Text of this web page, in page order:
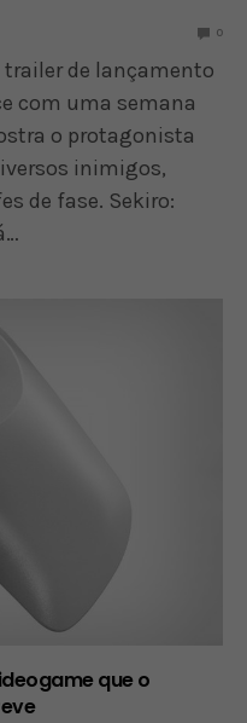
0
de lançamento
com uma semana
o protagonista
inimigos,
de fase. Sekiro:
que o